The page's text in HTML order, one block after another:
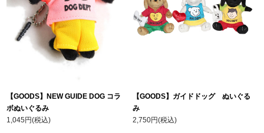
【GOODS】NEW GUIDE DOG コラ
ボぬいぐるみ
1,045円(税込)
【GOODS】ガイドドッグ ぬいぐる
み
2,750円(税込)